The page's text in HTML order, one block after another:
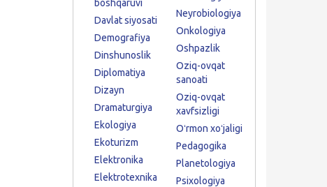
boshqaruvi
Davlat siyosati
Demografiya
Dinshunoslik
Diplomatiya
Dizayn
Dramaturgiya
Ekologiya
Ekoturizm
Elektronika
Elektrotexnika
Neyrobiologiya
Onkologiya
Oshpazlik
Oziq-ovqat
sanoati
Oziq-ovqat
xavfsizligi
Oʻrmon xoʻjaligi
Pedagogika
Planetologiya
Psixologiya